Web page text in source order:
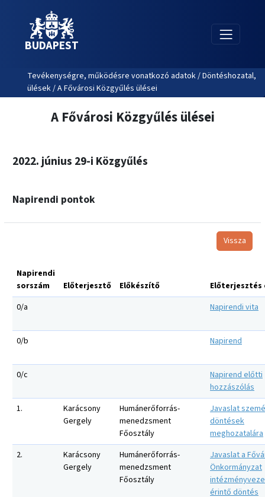
BUDAPEST
Tevékenységre, működésre vonatkozó adatok / Döntéshozatal,
ülések / A Fővárosi Közgyűlés ülései
A Fővárosi Közgyűlés ülései
2022. június 29-i Közgyűlés
Napirendi pontok
Vissza
Napirendi
sorszám
Előterjesztő Előkészítő
Előterjesztés
0/a
Napirendi vita
0/b Napirend
0/c
Napirend előtti
hozzászólás
1.
Karácsony
Gergely
Humánerőforrás-
menedzsment
Főosztály
Javaslat
döntések
meghozatalára
2.
Karácsony
Gergely
Humánerőforrás-
menedzsment
Főosztály
Javaslat a
Önkormányzat
érintő döntés